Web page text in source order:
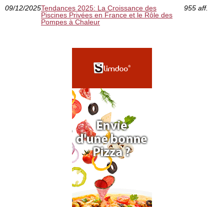
09/12/2025Tendances 2025: La Croissance des
Piscines Privées en France et le Rôle des
Pompes à Chaleur
955 aff.